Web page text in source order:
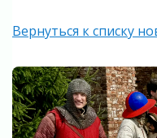
Вернуться к списку